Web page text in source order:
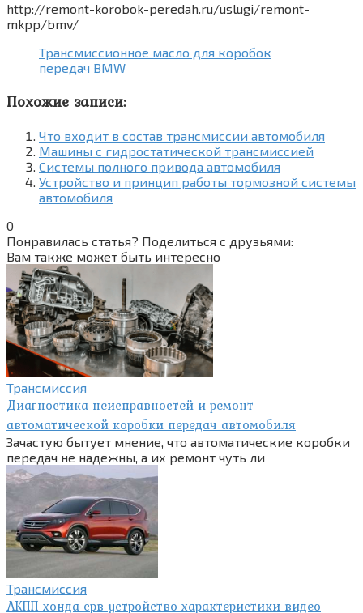
http://remont-korobok-peredah.ru/uslugi/remont-
mkpp/bmv/
Трансмиссионное масло для коробок
передач BMW
Похожие записи:
Что входит в состав трансмиссии автомобиля
Машины с гидростатической трансмиссией
Системы полного привода автомобиля
Устройство и принцип работы тормозной системы
автомобиля
0
Понравилась статья? Поделиться с друзьями:
Вам также может быть интересно
Трансмиссия
Диагностика неисправностей и ремонт
автоматической коробки передач автомобиля
Зачастую бытует мнение, что автоматические коробки
передач не надежны, а их ремонт чуть ли
Трансмиссия
АКПП хонда срв устройство характеристики видео